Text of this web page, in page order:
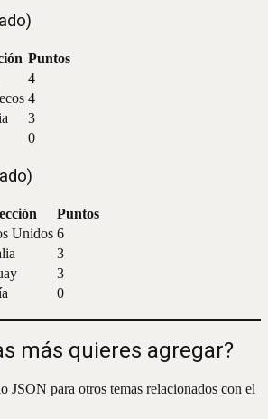
Puntos
4
4
3
0
Puntos
Unidos 6
3
3
0
más quieres agregar?
JSON para otros temas relacionados con el